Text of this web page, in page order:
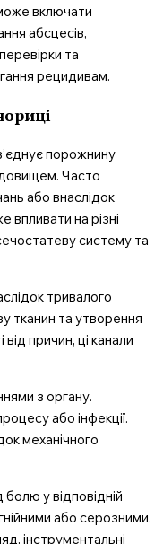
включати
абсцесів,
та
рецидивам.
порожнину
Часто
або внаслідок
на різні
систему та
тривалого
тканин та утворення
причин, ці канали
з органу.
або інфекції.
механічного
у відповідній
або серозними.
інструментальні